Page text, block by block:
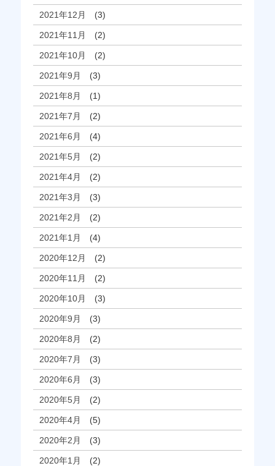
2021年12月 (3)
2021年11月 (2)
2021年10月 (2)
2021年9月 (3)
2021年8月 (1)
2021年7月 (2)
2021年6月 (4)
2021年5月 (2)
2021年4月 (2)
2021年3月 (3)
2021年2月 (2)
2021年1月 (4)
2020年12月 (2)
2020年11月 (2)
2020年10月 (3)
2020年9月 (3)
2020年8月 (2)
2020年7月 (3)
2020年6月 (3)
2020年5月 (2)
2020年4月 (5)
2020年2月 (3)
2020年1月 (2)